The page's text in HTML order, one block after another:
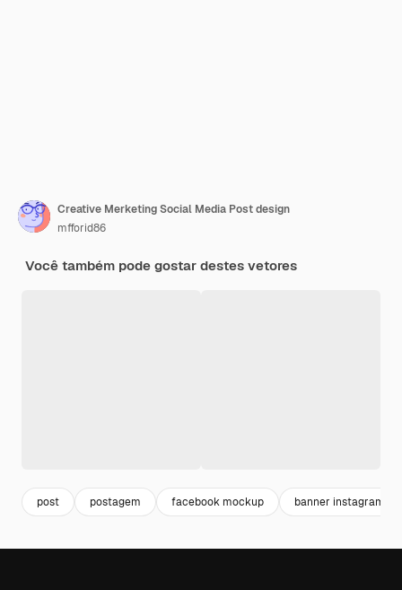
Creative Merketing Social Media Post design
mfforid86
Você também pode gostar destes vetores
post postagem facebook mockup banner instagram